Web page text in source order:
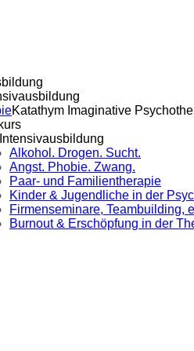
Katathym Imaginative
Alkohol. Drogen. Sucht.
Angst. Phobie. Zwang.
Paar- und Familientherapie
Kinder & Jugendliche in der
Firmenseminare, Teambuilding,
Burnout & Erschöpfung in der